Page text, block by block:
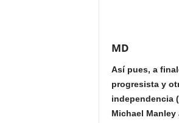
MD
Así pues, a
progresista y
independencia
Michael